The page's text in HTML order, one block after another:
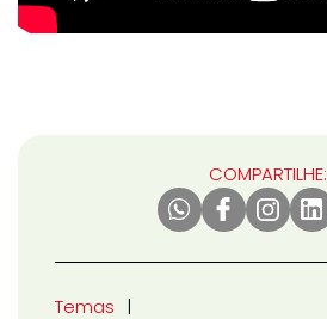
COMPARTILHE:
Temas